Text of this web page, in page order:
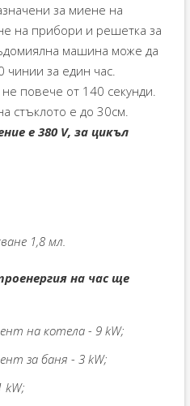
за миене на
на прибори и решетка за
машина може да
за един час.
повече от 140 секунди.
стъклото е до 30см.
е 380 V, за цикъл
1,8 мл.
на час ще
на котела - ​​9 kW;
за баня - ​​3 kW;
kW;